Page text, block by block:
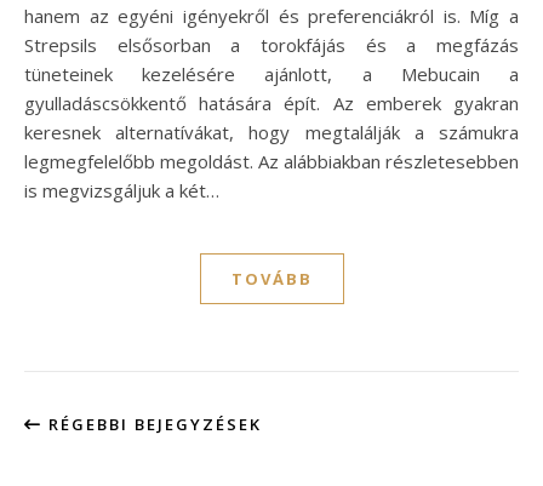
hanem az egyéni igényekről és preferenciákról is. Míg a
Strepsils elsősorban a torokfájás és a megfázás
tüneteinek kezelésére ajánlott, a Mebucain a
gyulladáscsökkentő hatására épít. Az emberek gyakran
keresnek alternatívákat, hogy megtalálják a számukra
legmegfelelőbb megoldást. Az alábbiakban részletesebben
is megvizsgáljuk a két…
TOVÁBB
RÉGEBBI BEJEGYZÉSEK